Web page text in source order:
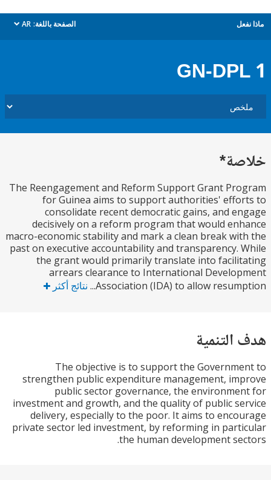
الصفحة باللغة: AR
dropdown
GN-
The Reengagement and Reform Support Grant
for Guinea aims to support authorities'
consolidate recent democratic gains, and
decisively on a reform program that would
macro-economic stability and mark a clean break
past on executive accountability and transparency.
the grant would primarily translate into
arrears clearance to International
Association (IDA) to allow
نتائج أكثر
The objective is to support the
strengthen public expenditure management,
public sector governance, the
investment and growth, and the quality of public
delivery, especially to the poor. It aims to
private sector led investment, by reforming in
the human development